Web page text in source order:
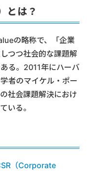
とは？
の略称で、「企業
つつ社会的な課題解
る。2011年にハーバ
者のマイケル・ポー
社会課題解決におけ
いる。
（Corporate